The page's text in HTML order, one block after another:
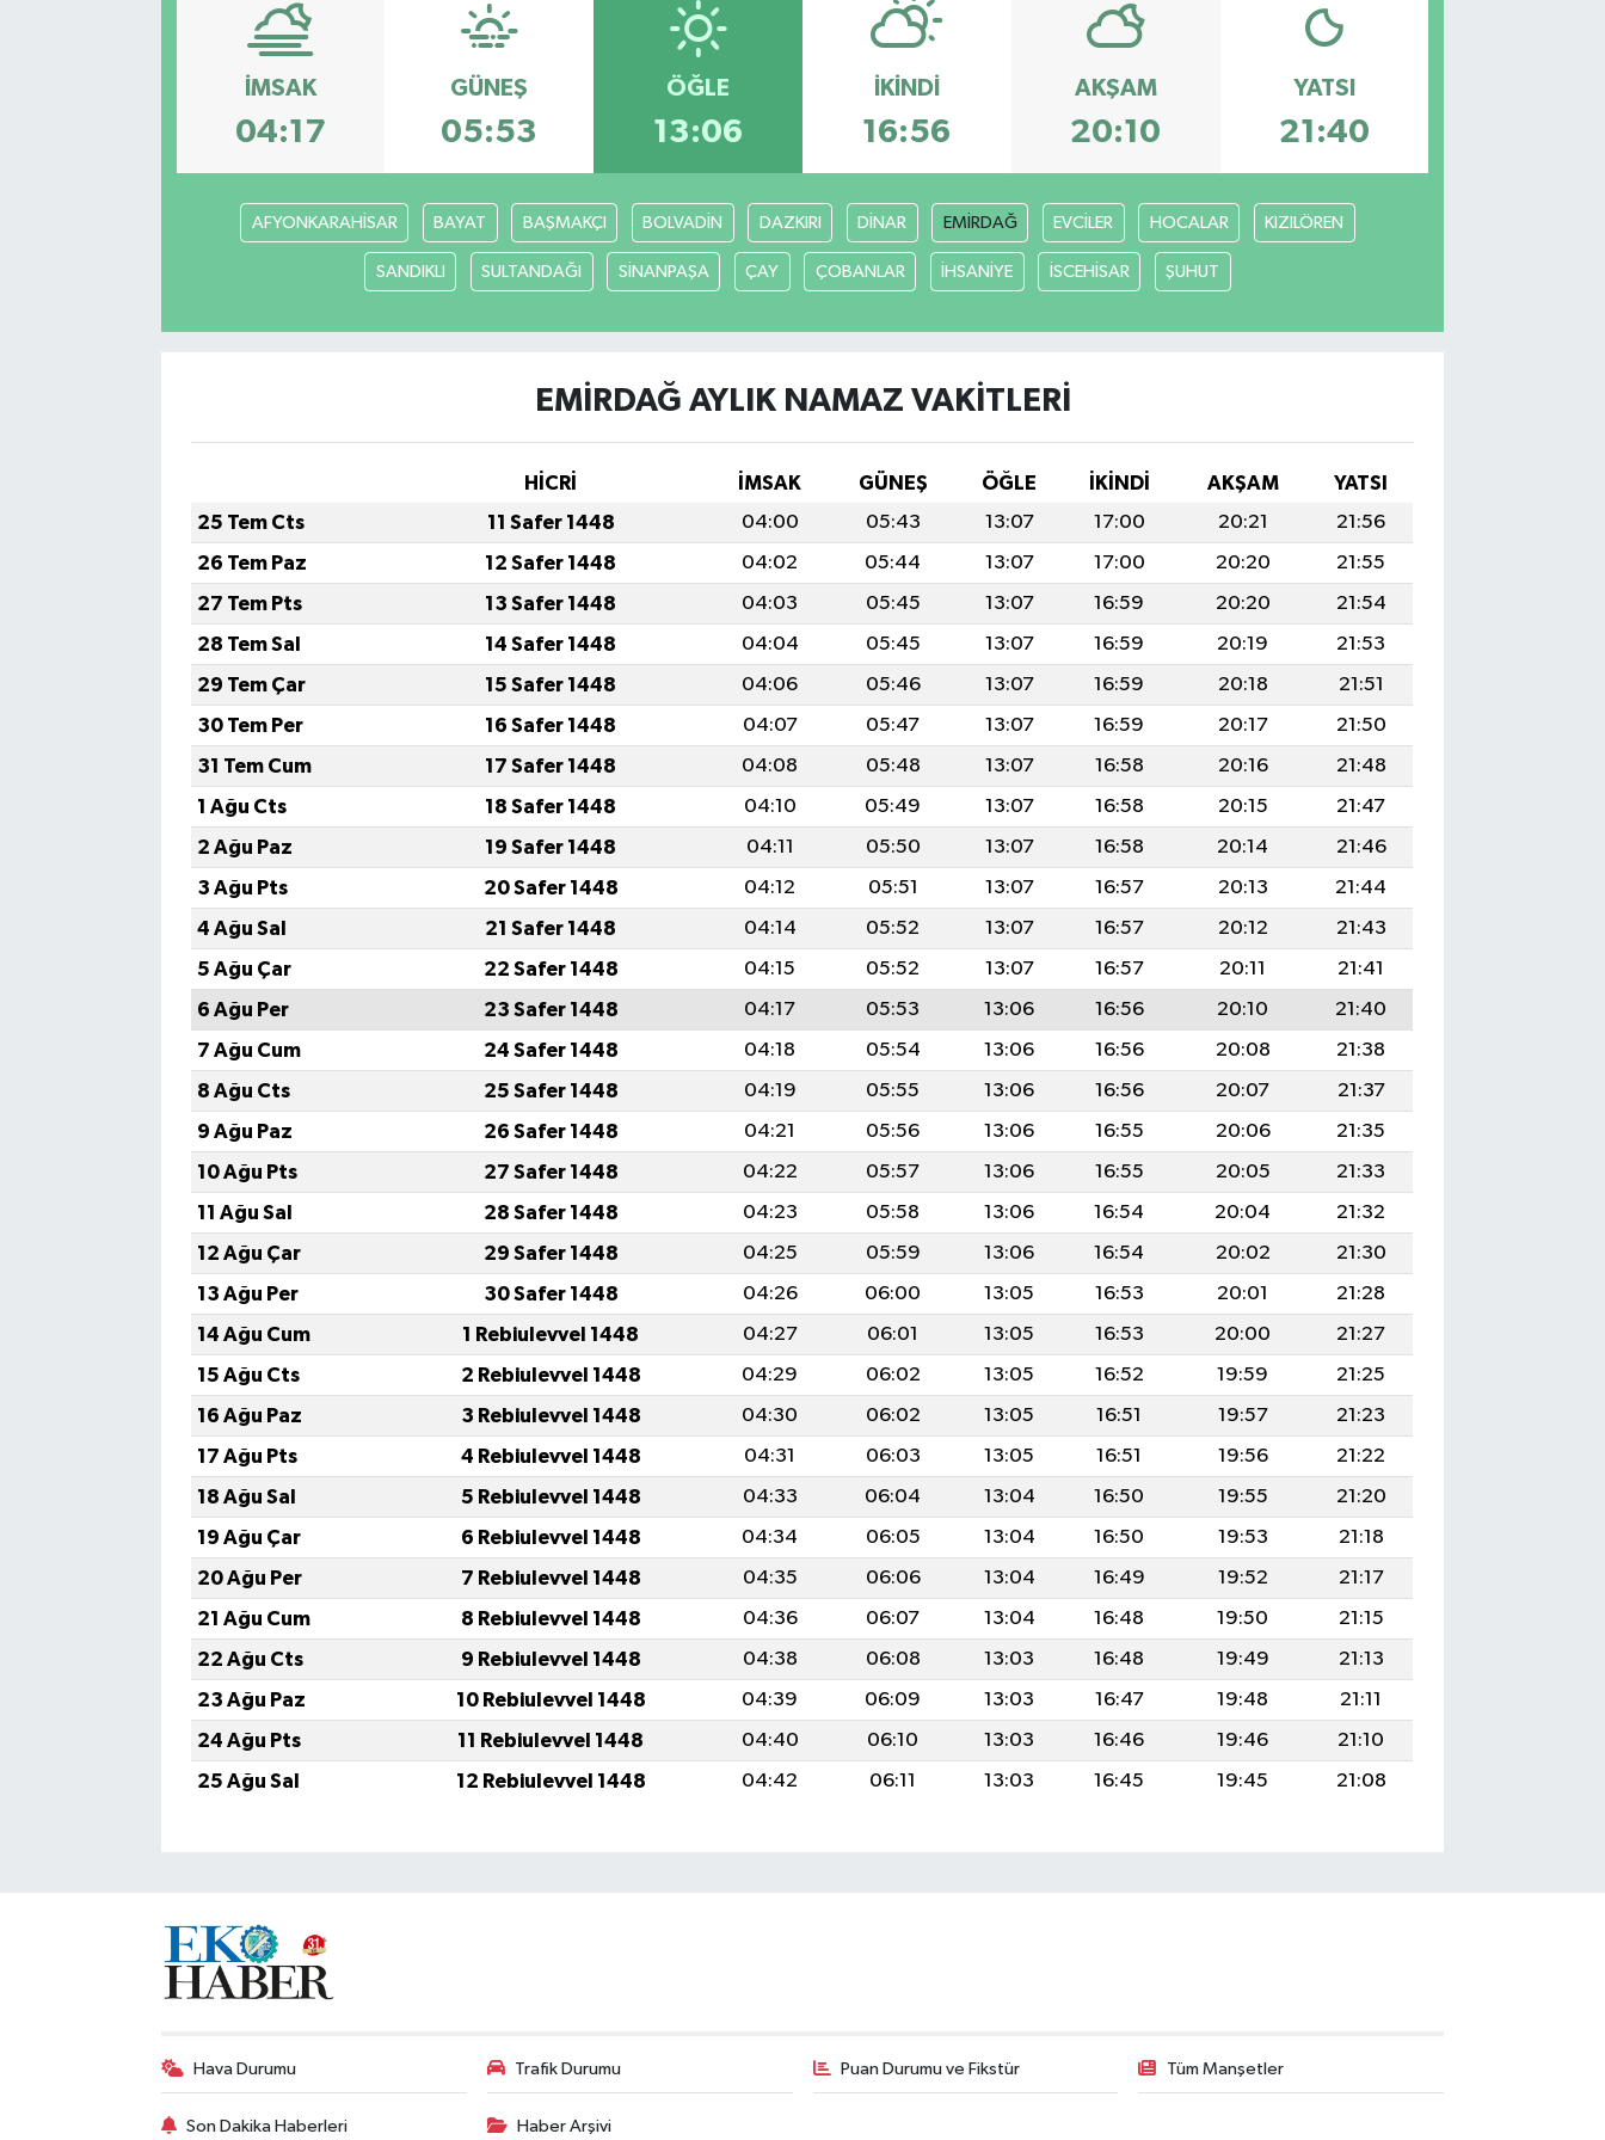
İMSAK
04:17
GÜNEŞ
05:53
ÖĞLE
13:06
İKINDI
16:56
AKŞAM
20:10
YATSI
21:40
AFYONKARAHİSAR BAYAT BAŞMAKÇI BOLVADİN DAZKIRI DİNAR EMİRDAĞ EVCİLER HOCALAR KIZILÖREN
SANDIKLI SULTANDAĞI SİNANPAŞA ÇAY ÇOBANLAR İHSANİYE İSCEHİSAR ŞUHUT
EMİRDAĞ AYLIK NAMAZ VAKITLERI
HİCRİ İMSAK GÜNEŞ ÖĞLE İKINDI AKŞAM
YATSI
25 Tem Cts
11 Safer 1448 04:00 05:43 13:07 17:00 20:21
21:56
26 Tem Paz
12 Safer 1448 04:02 05:44 13:07 17:00 20:20
21:55
27 Tem Pts
13 Safer 1448 04:03 05:45 13:07 16:59 20:20
21:54
28 Tem Sal
14 Safer 1448 04:04 05:45 13:07 16:59 20:19
21:53
29 Tem Çar
15 Safer 1448 04:06 05:46 13:07 16:59 20:18
21:51
30 Tem Per
16 Safer 1448 04:07 05:47 13:07 16:59 20:17
21:50
31 Tem Cum
17 Safer 1448 04:08 05:48 13:07 16:58 20:16
21:48
1 Ağu Cts
18 Safer 1448 04:10 05:49 13:07 16:58 20:15
21:47
2 Ağu Paz
19 Safer 1448 04:11 05:50 13:07 16:58 20:14
21:46
3 Ağu Pts
20 Safer 1448 04:12 05:51 13:07 16:57 20:13
21:44
4 Ağu Sal
21 Safer 1448 04:14 05:52 13:07 16:57 20:12
21:43
5 Ağu Çar
22 Safer 1448 04:15 05:52 13:07 16:57 20:11
21:41
6 Ağu Per
23 Safer 1448 04:17 05:53 13:06 16:56 20:10
21:40
7 Ağu Cum
24 Safer 1448 04:18 05:54 13:06 16:56 20:08
21:38
8 Ağu Cts
25 Safer 1448 04:19 05:55 13:06 16:56 20:07
21:37
9 Ağu Paz
26 Safer 1448 04:21 05:56 13:06 16:55 20:06
21:35
10 Ağu Pts
27 Safer 1448 04:22 05:57 13:06 16:55 20:05
21:33
11 Ağu Sal
28 Safer 1448 04:23 05:58 13:06 16:54 20:04
21:32
12 Ağu Çar
29 Safer 1448 04:25 05:59 13:06 16:54 20:02
21:30
13 Ağu Per
30 Safer 1448 04:26 06:00 13:05 16:53 20:01
21:28
14 Ağu Cum
1 Rebiulevvel 1448 04:27 06:01 13:05 16:53 20:00
21:27
15 Ağu Cts
2 Rebiulevvel 1448 04:29 06:02 13:05 16:52 19:59
21:25
16 Ağu Paz
3 Rebiulevvel 1448 04:30 06:02 13:05 16:51 19:57
21:23
17 Ağu Pts
4 Rebiulevvel 1448 04:31 06:03 13:05 16:51 19:56
21:22
18 Ağu Sal
5 Rebiulevvel 1448 04:33 06:04 13:04 16:50 19:55
21:20
19 Ağu Çar
6 Rebiulevvel 1448 04:34 06:05 13:04 16:50 19:53
21:18
20 Ağu Per
7 Rebiulevvel 1448 04:35 06:06 13:04 16:49 19:52
21:17
21 Ağu Cum
8 Rebiulevvel 1448 04:36 06:07 13:04 16:48 19:50
21:15
22 Ağu Cts
9 Rebiulevvel 1448 04:38 06:08 13:03 16:48 19:49
21:13
23 Ağu Paz
10 Rebiulevvel 1448 04:39 06:09 13:03 16:47 19:48
21:11
24 Ağu Pts
11 Rebiulevvel 1448 04:40 06:10 13:03 16:46 19:46
21:10
25 Ağu Sal
12 Rebiulevvel 1448 04:42 06:11 13:03 16:45 19:45 21:08
Hava Durumu Trafik Durumu Puan Durumu ve Fikstür Tüm Manşetler
Son Dakika Haberleri Haber Arşivi